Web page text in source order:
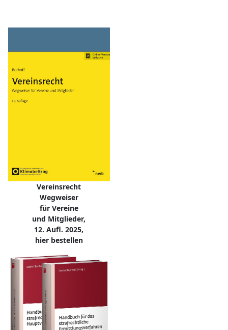
Vereinsrecht
Wegweiser
für Vereine
und Mitglieder,
12. Aufl. 2025,
hier bestellen